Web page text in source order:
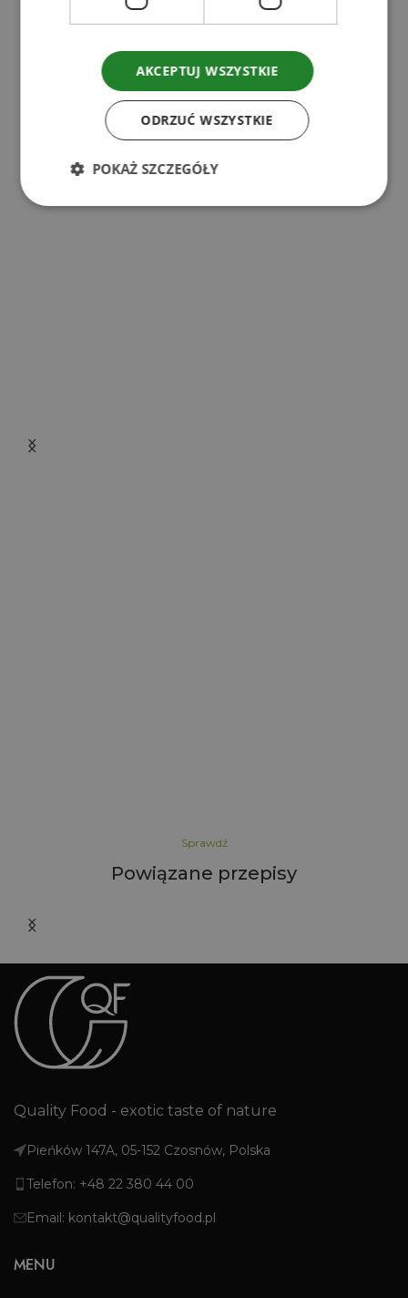
Powiązane produkty
Sprawdź
Powiązane przepisy
Quality Food - exotic taste of nature
Pieńków 147A, 05-152 Czosnów, Polska
Telefon: +48 22 380 44 00
Email: kontakt@qualityfood.pl
MENU
AKCEPTUJ WSZYSTKIE
ODRZUĆ WSZYSTKIE
POKAŻ SZCZEGÓŁY